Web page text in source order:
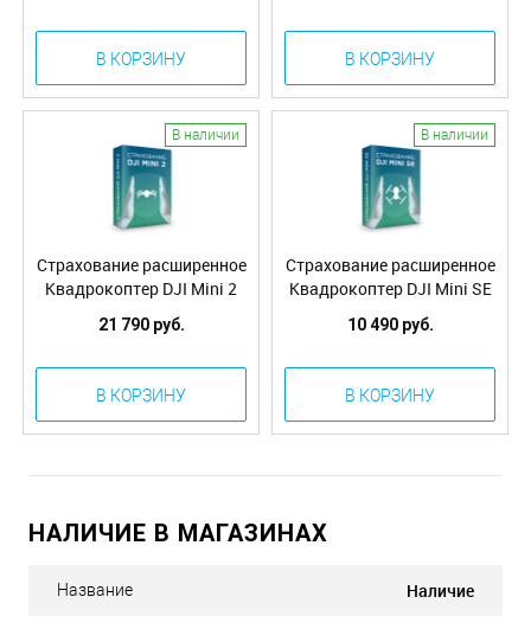
В КОРЗИНУ В КОРЗИНУ
В наличии
Страхование расширенное
Квадрокоптер DJI Mini 2
(ВСК)
21 790 руб.
В КОРЗИНУ
В наличии
Страхование расширенное
Квадрокоптер DJI Mini SE
(ВСК)
10 490 руб.
В КОРЗИНУ
НАЛИЧИЕ В МАГАЗИНАХ
Название Наличие